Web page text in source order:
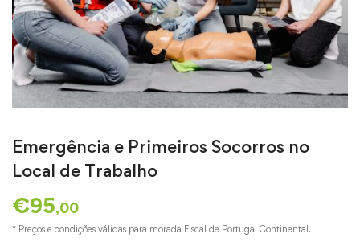
Emergência e Primeiros Socorros no
Local de Trabalho
€95,00
* Preços e condições válidas para morada Fiscal de Portugal Continental.